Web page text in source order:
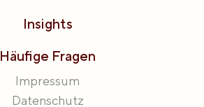
Insights
Häufige Fragen
Impressum
Datenschutz